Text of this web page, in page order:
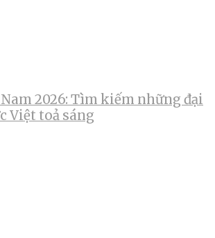
2026: Tìm kiếm những đại
Việt toả sáng